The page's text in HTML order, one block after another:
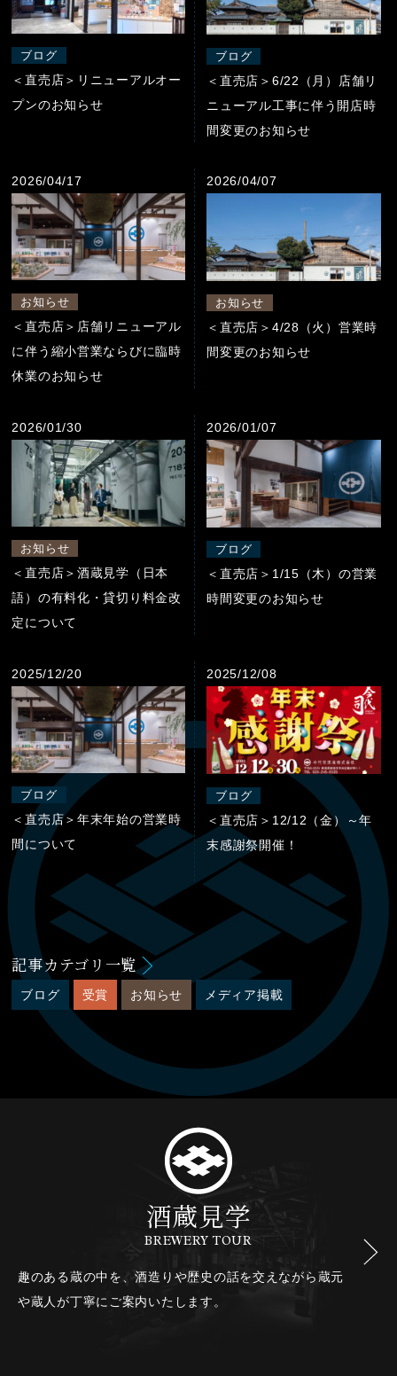
ブログ
＜直売店＞リニューアルオー
プンのお知らせ
ブログ
＜直売店＞6/22（月）店舗リ
ニューアル工事に伴う開店時
間変更のお知らせ
2026/04/17
お知らせ
＜直売店＞店舗リニューアル
に伴う縮小営業ならびに臨時
休業のお知らせ
2026/04/07
お知らせ
＜直売店＞4/28（火）営業時
間変更のお知らせ
2026/01/30
お知らせ
＜直売店＞酒蔵見学（日本
語）の有料化・貸切り料金改
定について
2026/01/07
ブログ
＜直売店＞1/15（木）の営業
時間変更のお知らせ
2025/12/20
ブログ
＜直売店＞年末年始の営業時
間について
2025/12/08
ブログ
＜直売店＞12/12（金）～年
末感謝祭開催！
記事カテゴリ一覧
ブログ 受賞 お知らせ メディア掲載
酒蔵見学
BREWERY TOUR
趣のある蔵の中を、酒造りや歴史の話を交えながら蔵元
や蔵人が丁寧にご案内いたします。